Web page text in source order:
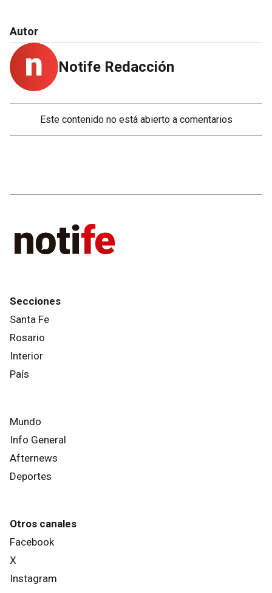
Autor
Notife Redacción
Este contenido no está abierto a comentarios
Secciones
Santa Fe
Rosario
Interior
País
Mundo
Info General
Afternews
Deportes
Otros canales
Facebook
X
Instagram